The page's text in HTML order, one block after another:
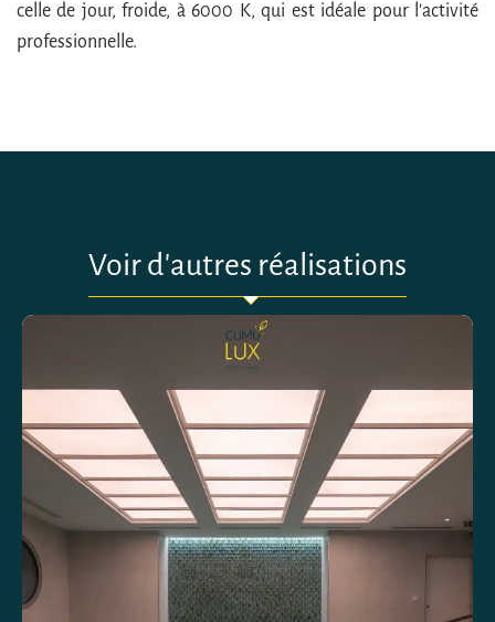
celle de jour, froide, à 6000 K, qui est idéale pour l'activité
professionnelle.
Voir d'autres réalisations